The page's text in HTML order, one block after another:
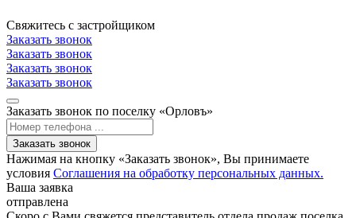
Свяжитесь с застройщиком
Заказать звонок
Заказать звонок
Заказать звонок
Заказать звонок
Заказать звонок по поселку «Орловъ»
Заказать звонок
Нажимая на кнопку «Заказать звонок», Вы принимаете
условия Соглашения на обработку персональных данных.
Ваша заявка
отправлена